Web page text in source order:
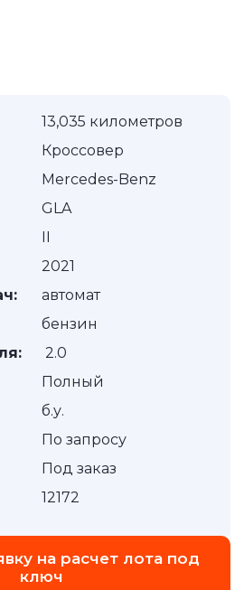
13,035 километров
Кроссовер
Mercedes-Benz
GLA
II
2021
автомат
бензин
2.0
Полный
б.у.
По запросу
Под заказ
12172
на расчет лота под
ключ